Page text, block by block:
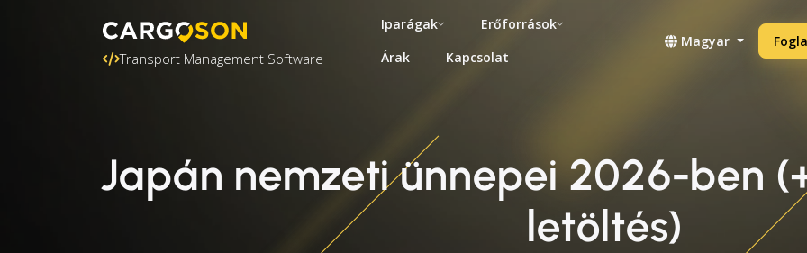
Transport Management Software
Iparágak
Erőforrások
Árak
Kapcsolat
Magyar
Japán nemzeti ünnepei 2026-ben
letöltés)